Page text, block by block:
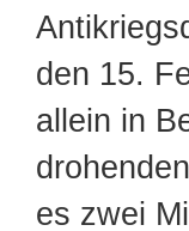
den 15.
allein in
es zwei